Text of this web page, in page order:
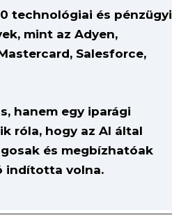
technológiai és pénzügyi
mint az Adyen,
Salesforce,
hanem egy iparági
róla, hogy az AI által
és megbízhatóak
indította volna.